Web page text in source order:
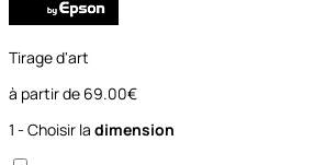
Tirage d'art
à partir de 69.00€
1 - Choisir la dimension